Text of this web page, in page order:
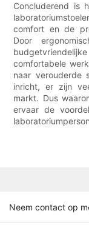
Concluderend is
comfort en de
Door
comfortabele
naar verouderde
inricht, er zijn
markt. Dus
ervaar de
Neem contact op